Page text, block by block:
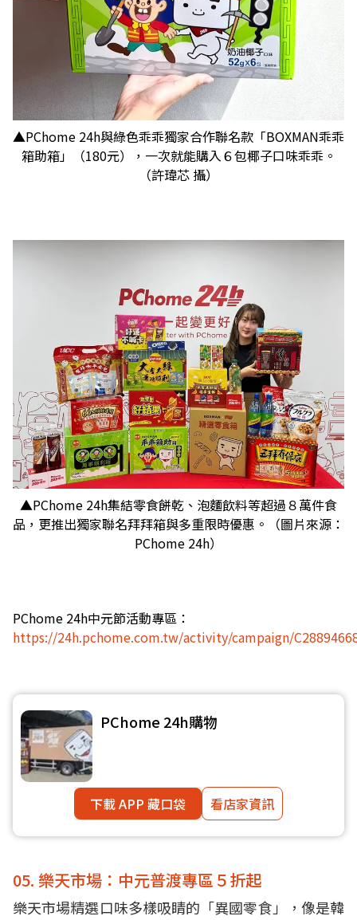
▲PChome 24h與綠色乖乖獨家合作聯名款「BOXMAN乖乖
箱助箱」（180元），一次就能購入６包椰子口味乖乖。
（許瑋芯 攝）
▲PChome 24h集結零食餅乾、泡麵飲料等超過８萬件食
品，更推出獨家聯名拜拜箱與多重限時優惠。（圖片來源：
PChome 24h）
PChome 24h中元節活動專區：
https://24h.pchome.com.tw/activity/campaign/
PChome 24h購物
下載 APP 藏口袋 看店家資訊
05. 樂天市場：中元普渡專區５折起
樂天市場精選口味多樣吸睛的「異國零食」，像是韓